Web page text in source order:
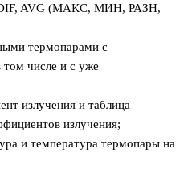
AVG (МАКС, МИН, РАЗН,
термопарами с
числе и с уже
излучения и таблица
излучения;
и температура термопары на